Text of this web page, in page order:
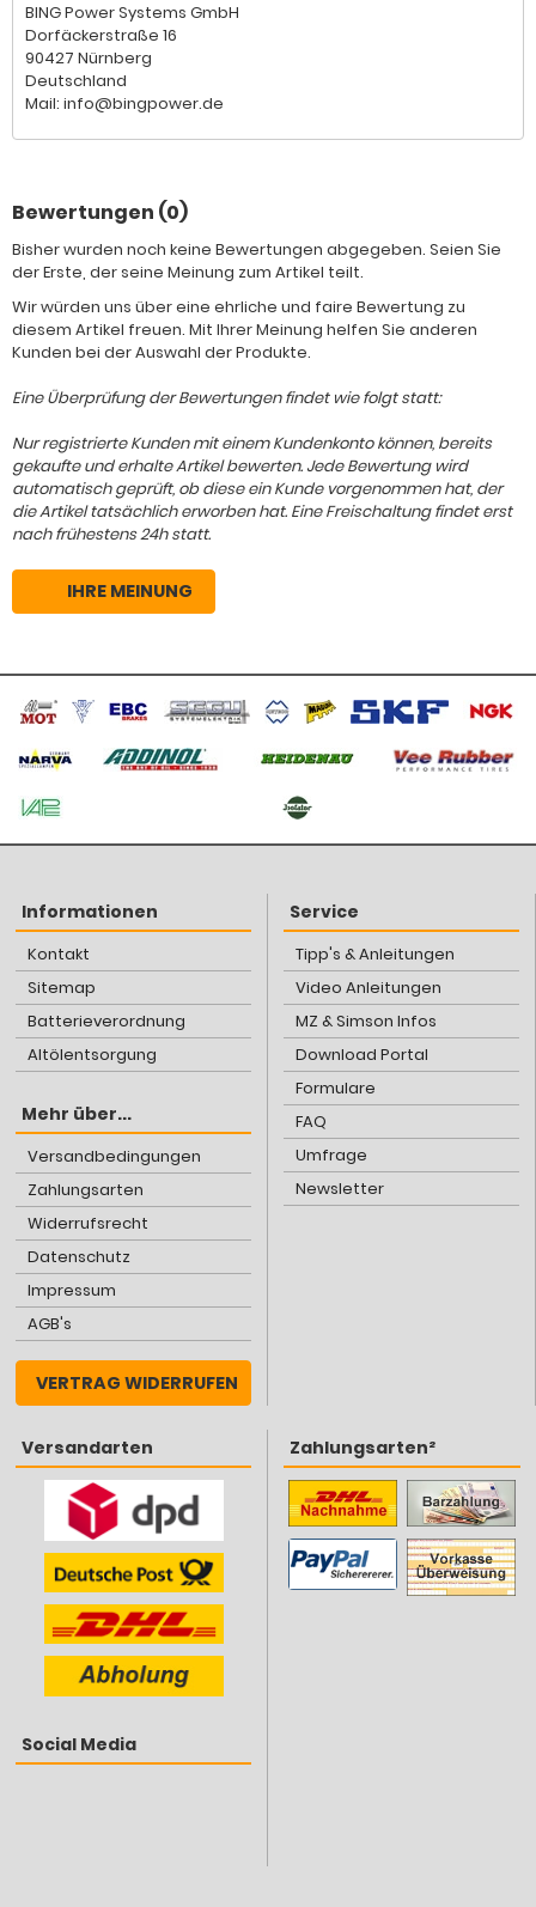
BING Power Systems GmbH
Dorfäckerstraße 16
90427 Nürnberg
Deutschland
Mail: info@bingpower.de
Bewertungen (0)
Bisher wurden noch keine Bewertungen abgegeben. Seien Sie
der Erste, der seine Meinung zum Artikel teilt.
Wir würden uns über eine ehrliche und faire Bewertung zu
diesem Artikel freuen. Mit Ihrer Meinung helfen Sie anderen
Kunden bei der Auswahl der Produkte.
Eine Überprüfung der Bewertungen findet wie folgt statt:
Nur registrierte Kunden mit einem Kundenkonto können, bereits
gekaufte und erhalte Artikel bewerten. Jede Bewertung wird
automatisch geprüft, ob diese ein Kunde vorgenommen hat, der
die Artikel tatsächlich erworben hat. Eine Freischaltung findet erst
nach frühestens 24h statt.
IHRE MEINUNG
Informationen
Kontakt
Sitemap
Batterieverordnung
Altölentsorgung
Mehr über...
Versandbedingungen
Zahlungsarten
Widerrufsrecht
Datenschutz
Impressum
AGB's
VERTRAG WIDERRUFEN
Service
Tipp's & Anleitungen
Video Anleitungen
MZ & Simson Infos
Download Portal
Formulare
FAQ
Umfrage
Newsletter
Versandarten
Social Media
Zahlungsarten²